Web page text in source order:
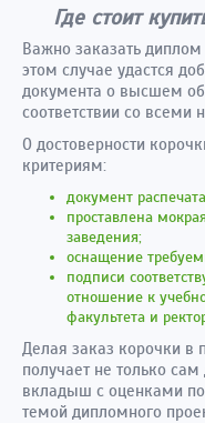
Где стоит
Важно заказать
этом случае удастся
документа о высшем
соответствии со всеми
О достоверности
критериям:
документ
проставлена
заведения;
оснащение
подписи
отношение к
факультета и
Делая заказ корочки в
получает не только
вкладыш с оценками
темой дипломного